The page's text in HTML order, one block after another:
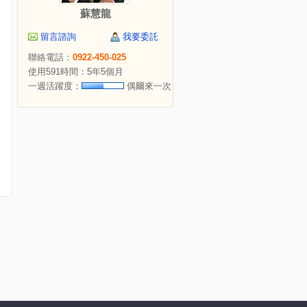
蘇慧龍
留言諮詢
我要委託
聯絡電話： 0922-450-025
使用591時間：5年5個月
一週活躍度：
偶爾來一次